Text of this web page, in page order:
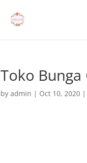
Toko
byadmin | Oct 10, 2020